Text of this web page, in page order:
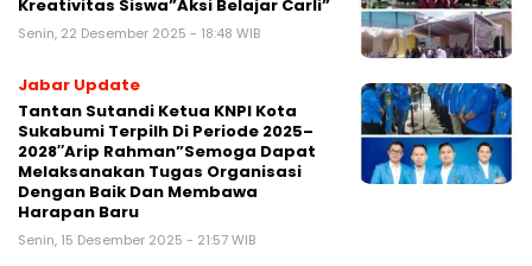
Kreativitas Siswa”Aksi Belajar Carli”
Senin, 22 Desember 2025 - 18:48 WIB
Jabar Update
Tantan Sutandi Ketua KNPI Kota
Sukabumi Terpilh Di Periode 2025–
2028″Arip Rahman”Semoga Dapat
Melaksanakan Tugas Organisasi
Dengan Baik Dan Membawa
Harapan Baru
Senin, 15 Desember 2025 - 21:57 WIB